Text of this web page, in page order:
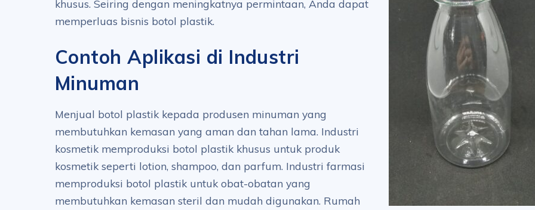
khusus. Seiring dengan meningkatnya permintaan, Anda dapat
memperluas bisnis botol plastik.
Contoh Aplikasi di Industri
Minuman
Menjual botol plastik kepada produsen minuman yang
membutuhkan kemasan yang aman dan tahan lama. Industri
kosmetik memproduksi botol plastik khusus untuk produk
kosmetik seperti lotion, shampoo, dan parfum. Industri farmasi
memproduksi botol plastik untuk obat-obatan yang
membutuhkan kemasan steril dan mudah digunakan. Rumah